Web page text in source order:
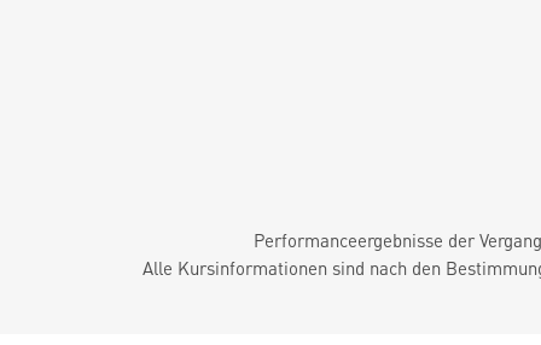
Performanceergebnisse der
Alle Kursinformationen sind nach den